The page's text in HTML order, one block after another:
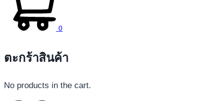
0
ตะกร้าสินค้า
No products in the cart.